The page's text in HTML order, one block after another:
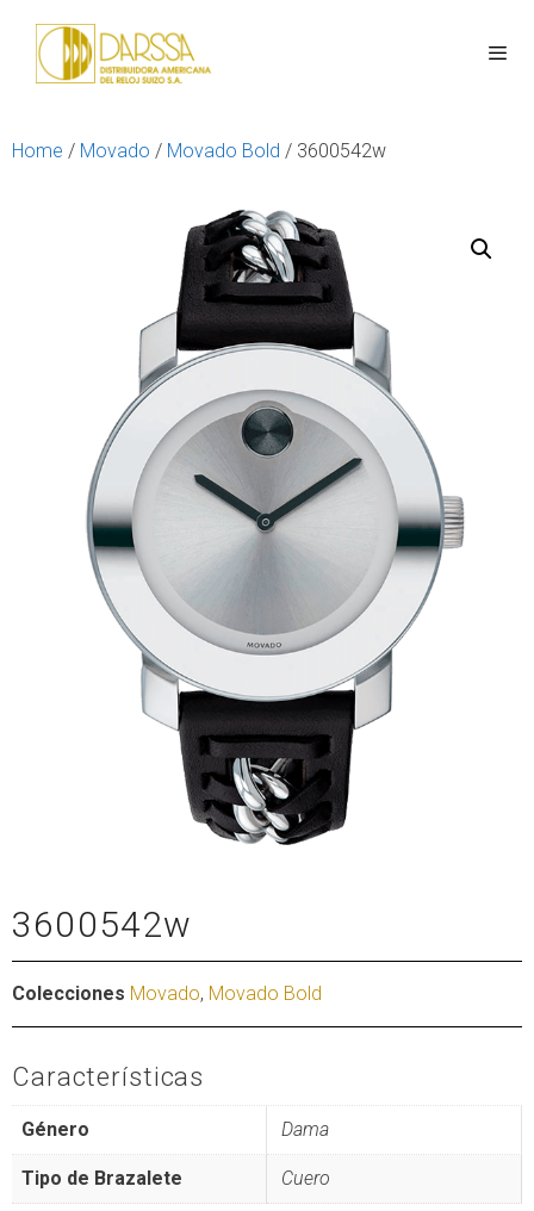
Home / Movado / Movado Bold / 3600542w
3600542w
Colecciones Movado, Movado Bold
Características
Género Dama
Tipo de Brazalete Cuero